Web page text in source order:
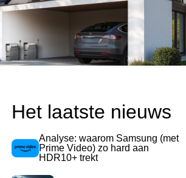
Het laatste nieuws
Analyse: waarom Samsung (met
Prime Video) zo hard aan
HDR10+ trekt